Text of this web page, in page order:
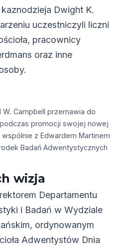
Dwight K.
uczestniczyli liczni
pracownicy
oraz inne
W. Campbell przemawia do
promocji swojej nowej
z Edwardem Martinem
Badań Adwentystycznych
wizja
Departamentu
i Badań w Wydziale
ordynowanym
Adwentystów Dnia